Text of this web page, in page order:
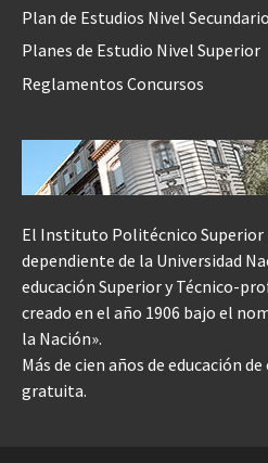
Plan de Estudios Nivel Secundario
Planes de Estudio Nivel Superior
Reglamentos Concursos
El Instituto Politécnico Superior
dependiente de la Universidad
educación Superior y Técnico-
creado en el año 1906 bajo el
la Nación».
Más de cien años de educación
gratuita.